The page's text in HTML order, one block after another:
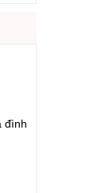
kỳ 2026 - 2031
đình